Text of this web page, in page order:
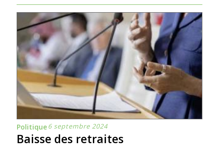
Politique6 septembre 2024
Baisse des retraites